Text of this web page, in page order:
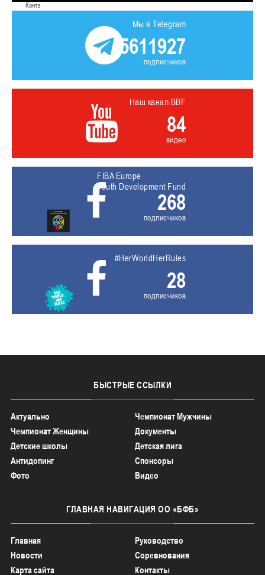
Контакты
Мы в Telegram
5611927
подписчиков
Наш канал BBF
84
видео
FIBA Europe
Youth Development Fund
268
подписчиков
#HerWorldHerRules
28
подписчиков
БЫСТРЫЕ ССЫЛКИ
Актуально
Чемпионат Мужчины
Чемпионат Женщины
Документы
Детские школы
Детская лига
Антидопинг
Спонсоры
Фото
Видео
ГЛАВНАЯ НАВИГАЦИЯ ОО «БФБ»
Главная
Руководство
Новости
Соревнования
Карта сайта
Контакты